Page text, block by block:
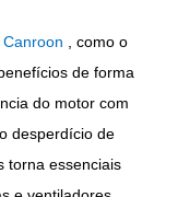
, como o
de forma
do motor com
desperdício de
torna essenciais